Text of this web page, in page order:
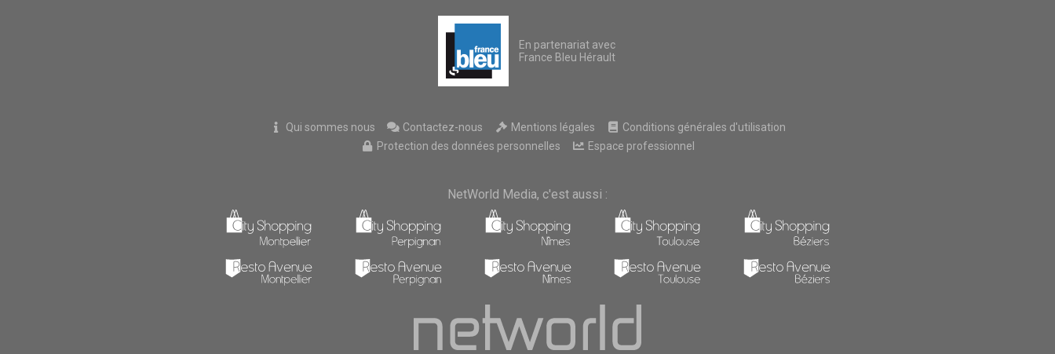
En partenariat avec
France Bleu Hérault
Qui sommes nous Contactez-nous Mentions légales
Conditions générales d'utilisation
Protection des données personnelles
Espace professionnel
NetWorld Media, c'est aussi :